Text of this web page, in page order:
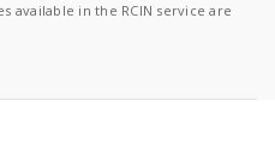
available in the RCIN service are